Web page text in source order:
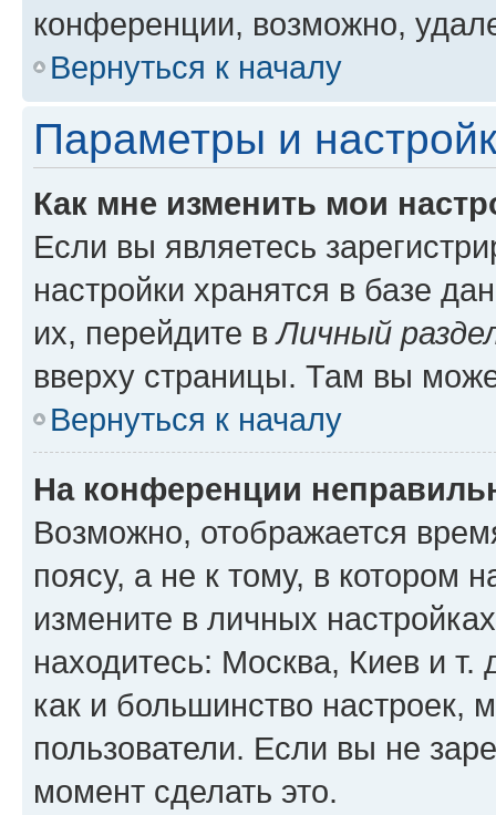
конференции, возможно,
Вернуться к началу
Параметры и
Как мне изменить мои
Если вы являетесь
настройки хранятся в базе
их, перейдите вЛичный
вверху страницы. Там вы
Вернуться к началу
На конференции
Возможно, отображается
поясу, а не к тому, в котором
измените в личных
находитесь: Москва, Киев и т.
как и большинство настроек,
пользователи. Если вы не
момент сделать это.